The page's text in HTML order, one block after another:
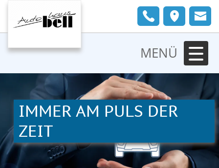
MENÜ
IMMER AM PULS DER
ZEIT